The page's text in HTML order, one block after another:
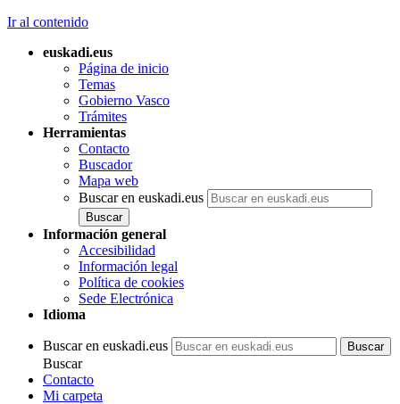
Ir al contenido
euskadi.eus
Página de inicio
Temas
Gobierno Vasco
Trámites
Herramientas
Contacto
Buscador
Mapa web
Buscar en euskadi.eus
Información general
Accesibilidad
Información legal
Política de cookies
Sede Electrónica
Idioma
Buscar en euskadi.eus
Buscar
Contacto
Mi carpeta